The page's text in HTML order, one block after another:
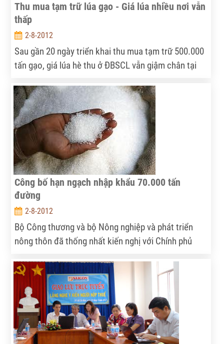
Thu mua tạm trữ lúa gạo - Giá lúa nhiều nơi vẫn
thấp
2-8-2012
Sau gần 20 ngày triển khai thu mua tạm trữ 500.000
tấn gạo, giá lúa hè thu ở ĐBSCL vẫn giậm chân tại
“chênh” do nhiều kênh thông tin khác nhau. Nhưng
thực tế, giá lúa ở nhiều nơi vẫn rất thấp, nông dân
khó đạt lợi nhuận ở mức tối thiểu 30%.
Công bố hạn ngạch nhập khẩu 70.000 tấn
đường
2-8-2012
Bộ Công thương và bộ Nông nghiệp và phát triển
nông thôn đã thống nhất kiến nghị với Chính phủ
hạn ngạch nhập khẩu 70.000 tấn đường được hai bộ
tính toán, căn cứ vào thực tế của vụ mía đường năm
2011 – 2012 đã kết thúc từ tháng 6.2012 với sản
lượng đạt 1,3 triệu tấn đường, thấp hơn 100.000 tấn
so với dự báo, cao hơn niên vụ trước 150.000 tấn.